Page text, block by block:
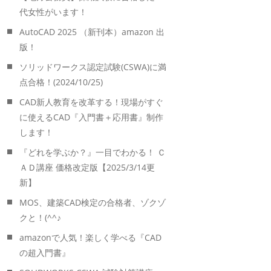
代女性がいます！
AutoCAD 2025 （新刊本）amazon 出
版！
ソリッドワークス認定試験(CSWA)に満
点合格！(2024/10/25)
CAD新人教育を改革する！現場がすぐ
に使えるCAD『入門書＋応用書』制作
します！
『どれを学ぶか？』一目でわかる！ Ｃ
ＡＤ講座 価格改定版【2025/3/14更
新】
MOS、建築CAD検定の合格者、ゾクゾ
クと！(^^♪
amazonで人気！楽しく学べる『CAD
の超入門書』